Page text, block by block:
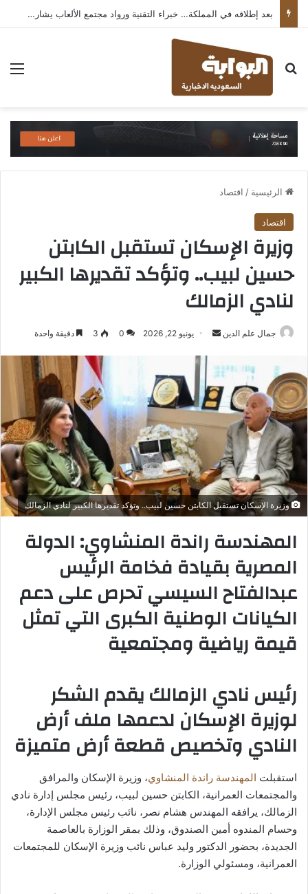
بعد إطلاقه في المملكة… خبراء التقنية ورواد مجتمع الألعاب يشاركون انطباعاتهم حول TECNO POVA 8 Pro 5G
بحث عن
الرئيسية / اقتصاد
اقتصاد
وزيرة الإسكان تستقبل الكابتن
حسين لبيب.. وتؤكد تقديرها الكبير
لنادي الزمالك
جمال علم الدين
أرسل
إلكترونيا
يونيو 22, 2026 0
3 دقيقة واحدة
وزيرة الإسكان تستقبل الكابتن حسين لبيب.. وتؤكد تقديرها الكبير لنادي الزمالك
المهندسة راندة المنشاوي: الدولة
المصرية بقيادة فخامة الرئيس
عبدالفتاح السيسي تحرص على دعم
الكيانات الوطنية الكبرى التي تمثل
قيمة رياضية ومجتمعية
رئيس نادي الزمالك يقدم الشكر
لوزيرة الإسكان لدعمها ملف أرض
النادي وتخصيص قطعة أرض متميزة
استقبلت المهندسة راندة المنشاوي، وزيرة الإسكان والمرافق
والمجتمعات العمرانية، الكابتن حسين لبيب، رئيس مجلس إدارة نادي
الزمالك، يرافقه المهندس هشام نصر، نائب رئيس مجلس الإدارة،
وحسام المندوه أمين الصندوق، وذلك بمقر الوزارة بالعاصمة
الجديدة، بحضور الدكتور وليد عباس نائب وزيرة الإسكان للمجتمعات
العمرانية، ومسئولي الوزارة.